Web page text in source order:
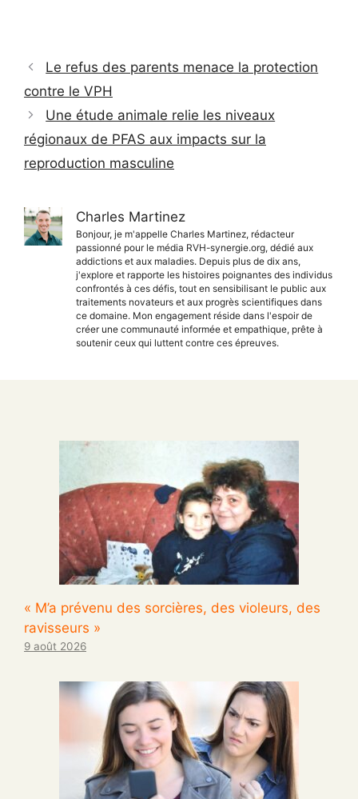
Le refus des parents menace la protection
contre le VPH
Une étude animale relie les niveaux
régionaux de PFAS aux impacts sur la
reproduction masculine
Charles Martinez
Bonjour, je m'appelle Charles Martinez, rédacteur
passionné pour le média RVH-synergie.org, dédié aux
addictions et aux maladies. Depuis plus de dix ans,
j'explore et rapporte les histoires poignantes des individus
confrontés à ces défis, tout en sensibilisant le public aux
traitements novateurs et aux progrès scientifiques dans
ce domaine. Mon engagement réside dans l'espoir de
créer une communauté informée et empathique, prête à
soutenir ceux qui luttent contre ces épreuves.
« M’a prévenu des sorcières, des violeurs, des
ravisseurs »
9 août 2026